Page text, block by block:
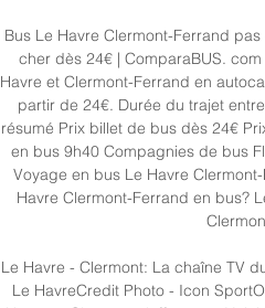
Bus Le Havre Clermont-Ferrand
cher dès 24€ | ComparaBUS.
Havre et Clermont-Ferrand en
partir de 24€. Durée du trajet
résumé Prix billet de bus dès 24€
en bus 9h40 Compagnies de bus
Voyage en bus Le Havre
Havre Clermont-Ferrand en bus?
Le Havre - Clermont: La chaîne TV
Le HavreCredit Photo - Icon